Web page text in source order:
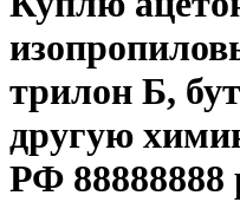
трилон Б,
другую
РФ 88888888